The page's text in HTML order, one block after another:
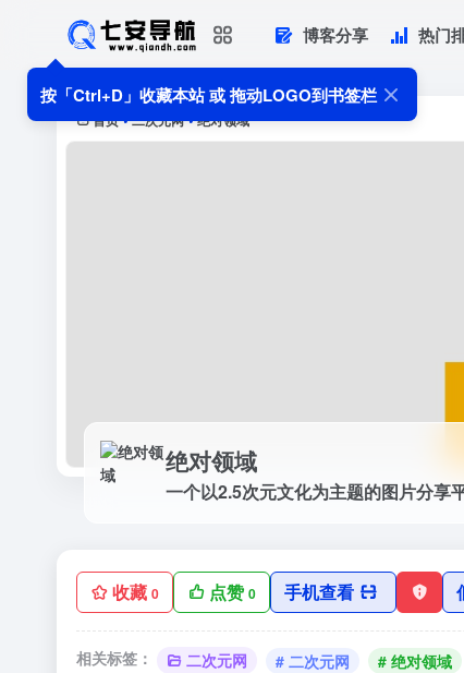
按「Ctrl+D」收藏本站 或 拖动LOGO到书签栏
博客分享 热门
首页 • 二次元网 • 绝对领域
绝对领域
一个以2.5次元文化为主题的图片分享
收藏 0 点赞0 手机查看
相关标签： 二次元网 # 二次元网 # 绝对领域
绝对领域
一个以2.5次元文化为主题的图片分